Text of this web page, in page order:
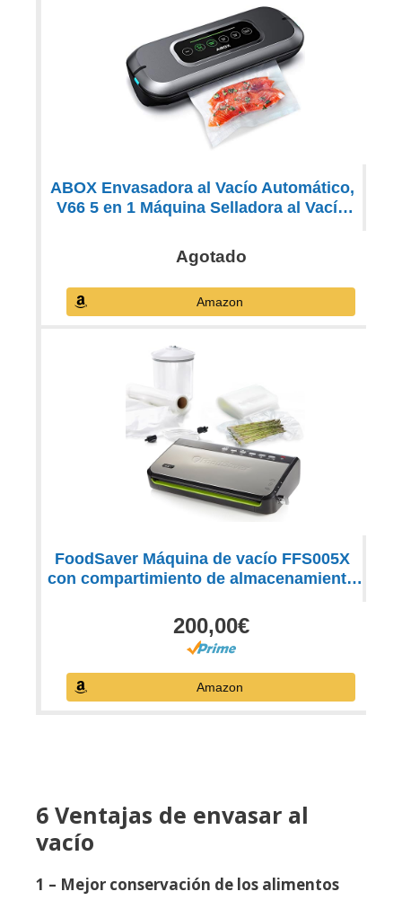
ABOX Envasadora al Vacío Automático,
V66 5 en 1 Máquina Selladora al Vacío
Progreso LED con Bolsas Vacío de y
Cortador Pequeño para Alimentos Secos
y Húmedos
Agotado
Amazon
FoodSaver Máquina de vacío FFS005X
con compartimiento de almacenamiento
para alimentos frágiles, incluye
accesorios y bolsas de vacío a juego
200,00€
Amazon
6 Ventajas de envasar al
vacío
1 – Mejor conservación de los alimentos